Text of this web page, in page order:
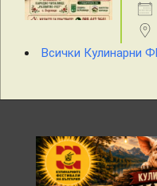
Всички Кулинарни